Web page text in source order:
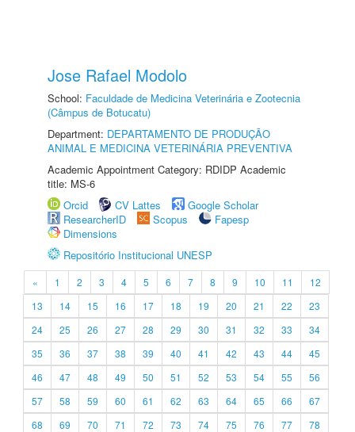
Jose Rafael Modolo
School: Faculdade de Medicina Veterinária e Zootecnia
(Câmpus de Botucatu)
Department: DEPARTAMENTO DE PRODUÇÃO
ANIMAL E MEDICINA VETERINÁRIA PREVENTIVA
Academic Appointment Category: RDIDP Academic
title: MS-6
Orcid
CV Lattes
Google Scholar
ResearcherID
Scopus
Fapesp
Dimensions
Repositório Institucional UNESP
« 1 2 3 4 5 6 7 8 9 10 11
12
13
14 15 16 17 18 19 20 21 22
23
24
25 26 27 28 29 30 31 32 33
34
35
36 37 38 39 40 41 42 43 44
45
46
47 48 49 50 51 52 53 54 55
56
57
58 59 60 61 62 63 64 65 66
67
68
69 70 71 72 73 74 75 76 77
78